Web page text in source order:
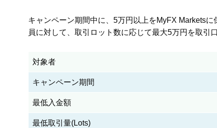
キャンペーン期間中に、5万円以上をMyFX Markets
員に対して、取引ロット数に応じて最大5万円を取引
対象者
キャンペーン期間
最低入金額
最低取引量(Lots)